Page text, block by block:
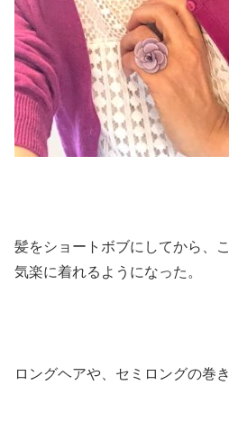
髪をショートボブにしてから、
気楽に着れるようになった。
ロングヘアや、セミロングの巻